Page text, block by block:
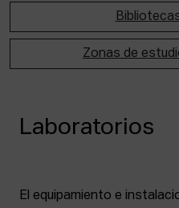
Zonas de
Laboratorios
El equipamiento e